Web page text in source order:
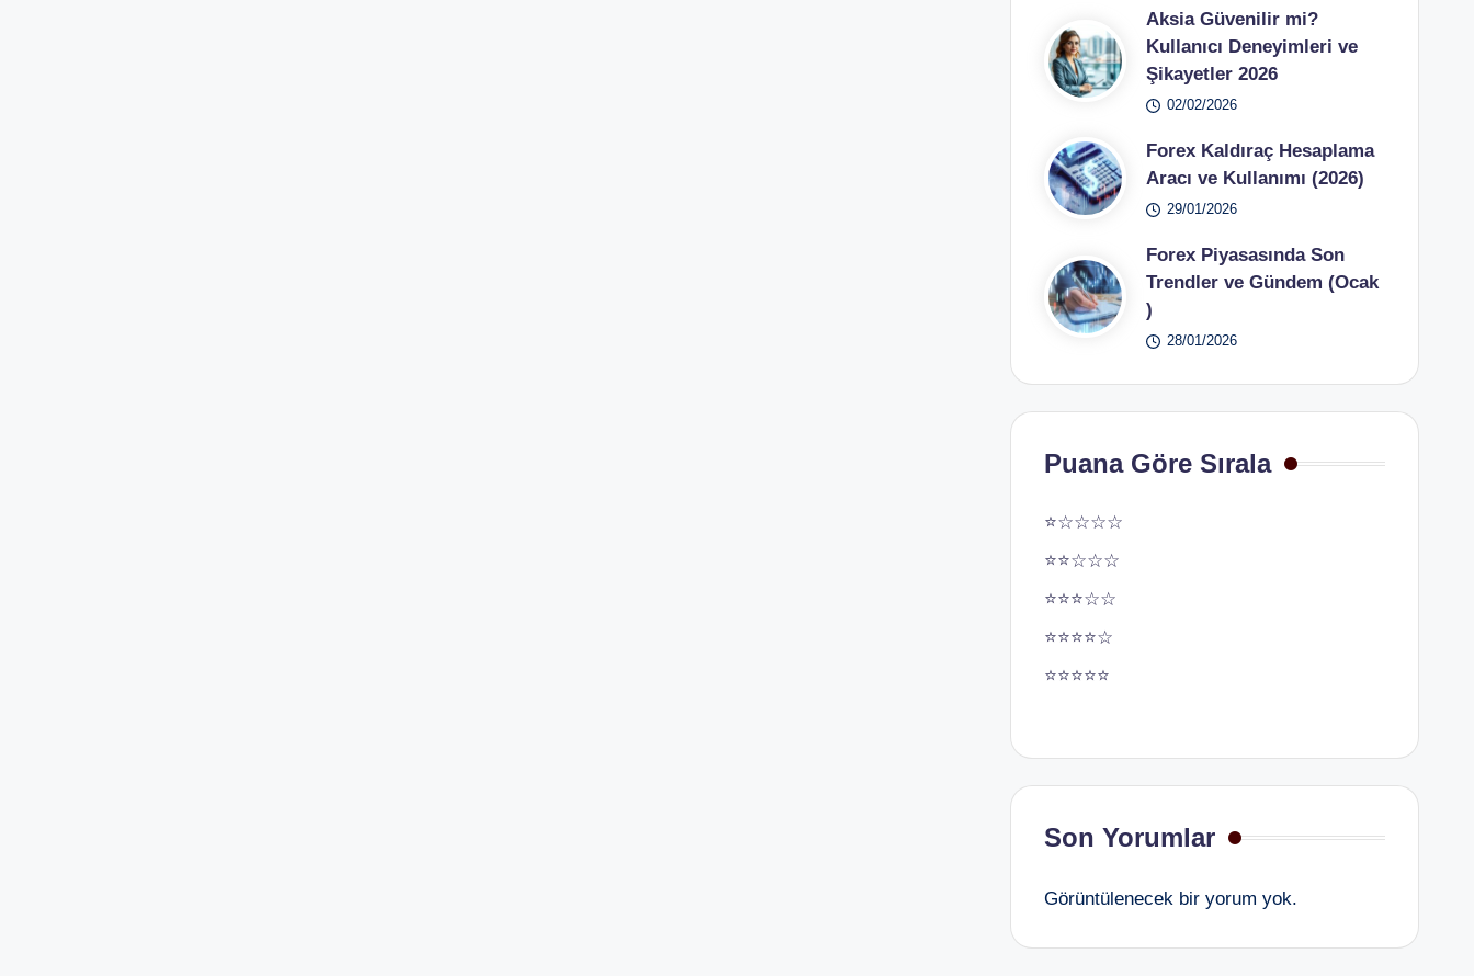
Aksia Güvenilir mi?
Kullanıcı Deneyimleri ve
Şikayetler 2026
02/02/2026
Forex Kaldıraç Hesaplama
Aracı ve Kullanımı (2026)
29/01/2026
Forex Piyasasında Son
Trendler ve Gündem (Ocak
)
28/01/2026
Puana Göre Sırala
⭐☆☆☆☆
⭐⭐☆☆☆
⭐⭐⭐☆☆
⭐⭐⭐⭐☆
⭐⭐⭐⭐⭐
Son Yorumlar
Görüntülenecek bir yorum yok.